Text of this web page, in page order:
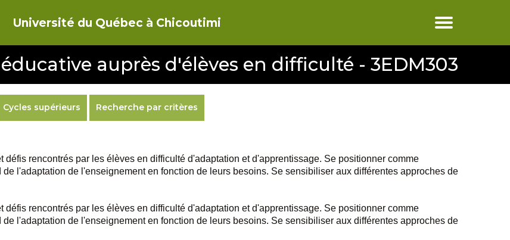
Université du Québec à Chicoutimi
auprès d'élèves en difficulté - 3EDM303
Cycles supérieurs Recherche par critères
rencontrés par les élèves en difficulté d'adaptation et d'apprentissage. Se positionner comme
l'adaptation de l'enseignement en fonction de leurs besoins. Se sensibiliser aux différentes approches de
rencontrés par les élèves en difficulté d'adaptation et d'apprentissage. Se positionner comme
l'adaptation de l'enseignement en fonction de leurs besoins. Se sensibiliser aux différentes approches de